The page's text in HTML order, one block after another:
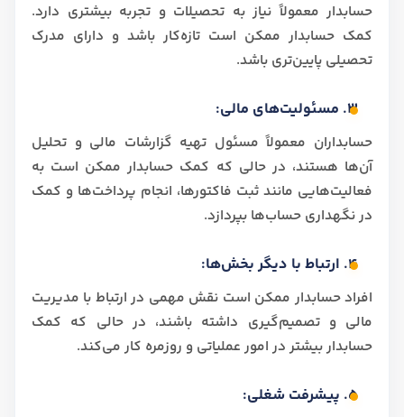
حسابدار معمولاً نیاز به تحصیلات و تجربه بیشتری دارد.
کمک حسابدار ممکن است تازه‌کار باشد و دارای مدرک
تحصیلی پایین‌تری باشد.
3. مسئولیت‌های مالی:
حسابداران معمولاً مسئول تهیه گزارشات مالی و تحلیل
آن‌ها هستند، در حالی که کمک حسابدار ممکن است به
فعالیت‌هایی مانند ثبت فاکتورها، انجام پرداخت‌ها و کمک
در نگهداری حساب‌ها بپردازد.
4. ارتباط با دیگر بخش‌ها:
افراد حسابدار ممکن است نقش مهمی در ارتباط با مدیریت
مالی و تصمیم‌گیری داشته باشند، در حالی که کمک
حسابدار بیشتر در امور عملیاتی و روزمره کار می‌کند.
5. پیشرفت شغلی: